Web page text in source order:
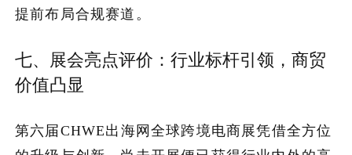
提前布局合规赛道。
七、展会亮点评价：行业标杆引领，商贸
价值凸显
第六届CHWE出海网全球跨境电商展凭借全方位